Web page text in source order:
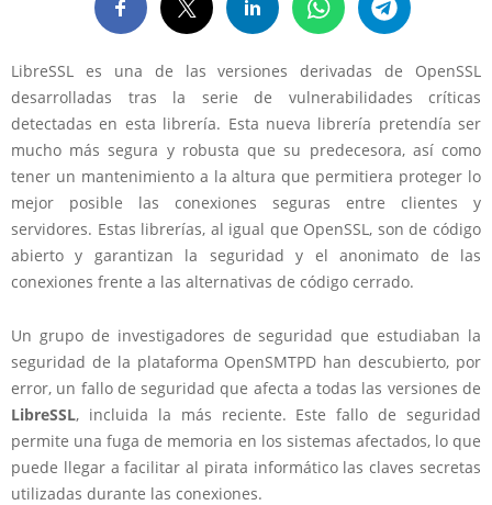
LibreSSL es una de las versiones derivadas de OpenSSL
desarrolladas tras la serie de vulnerabilidades críticas
detectadas en esta librería. Esta nueva librería pretendía ser
mucho más segura y robusta que su predecesora, así como
tener un mantenimiento a la altura que permitiera proteger lo
mejor posible las conexiones seguras entre clientes y
servidores. Estas librerías, al igual que OpenSSL, son de código
abierto y garantizan la seguridad y el anonimato de las
conexiones frente a las alternativas de código cerrado.
Un grupo de investigadores de seguridad que estudiaban la
seguridad de la plataforma OpenSMTPD han descubierto, por
error, un fallo de seguridad que afecta a todas las versiones de
LibreSSL, incluida la más reciente. Este fallo de seguridad
permite una fuga de memoria en los sistemas afectados, lo que
puede llegar a facilitar al pirata informático las claves secretas
utilizadas durante las conexiones.